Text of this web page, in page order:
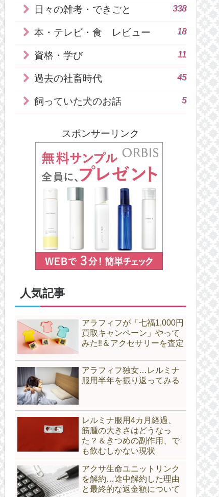
日々の雑考・できごと 338
本・テレビ・食 レビュー 18
資格・学び 11
過去の社畜時代 45
飼っていた犬のお話 5
スポンサーリンク
人気記事
アラフィフが「七福1,000円
買取キャンペーン」やって
みた‼＆アクセサリーを査定
アラフィフ独女…レルミナ
服用半年を振り返ってみる
レルミナ服用4カ月経過、
筋腫の大きさはどうなっ
た？＆きつめの副作用、で
も飲むしかない現状
アクサ生命ユニットリンク
を解約…途中解約した理由
と最終的な返金額について